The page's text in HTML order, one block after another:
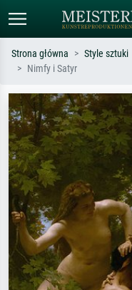
Szukaj wg artysty, tytułu lub
Monet, Gwiaździsta noc,
impresjonizm, fala Hokusaia,
Strona główna Style sztuki
Nimfy i Satyr